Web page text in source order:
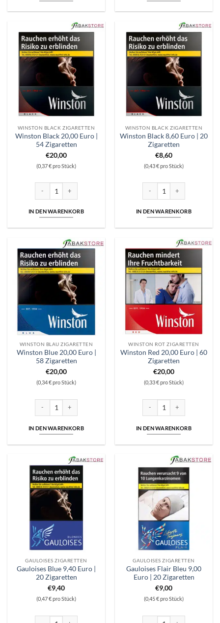
WINSTON BLACK ZIGARETTEN
Winston Black 20,00 Euro |
54 Zigaretten
€20,00
(0,37 € pro Stück)
IN DEN WARENKORB
WINSTON BLACK ZIGARETTEN
Winston Black 8,60 Euro | 20
Zigaretten
€8,60
(0,43 € pro Stück)
IN DEN WARENKORB
WINSTON BLAU ZIGARETTEN
Winston Blue 20,00 Euro |
58 Zigaretten
€20,00
(0,34 € pro Stück)
IN DEN WARENKORB
WINSTON ROT ZIGARETTEN
Winston Red 20,00 Euro | 60
Zigaretten
€20,00
(0,33 € pro Stück)
IN DEN WARENKORB
GAULOISES ZIGARETTEN
Gauloises Blue 9,40 Euro |
20 Zigaretten
€9,40
(0,47 € pro Stück)
GAULOISES ZIGARETTEN
Gauloises Flair Bleu 9,00
Euro | 20 Zigaretten
€9,00
(0,45 € pro Stück)